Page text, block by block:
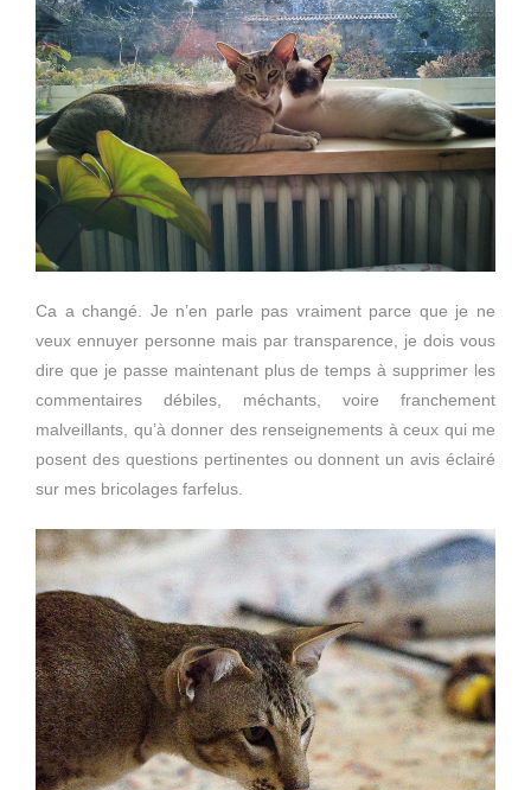
Ca a changé. Je n’en parle pas vraiment parce que je ne
veux ennuyer personne mais par transparence, je dois vous
dire que je passe maintenant plus de temps à supprimer les
commentaires débiles, méchants, voire franchement
malveillants, qu’à donner des renseignements à ceux qui me
posent des questions pertinentes ou donnent un avis éclairé
sur mes bricolages farfelus.